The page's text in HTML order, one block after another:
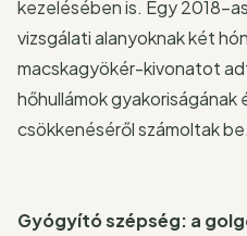
kezelésében is. Egy 2018-as
vizsgálati alanyoknak két
macskagyökér-kivonatot
hőhullámok gyakoriságának
csökkenéséről számoltak be.
Gyógyító szépség: a